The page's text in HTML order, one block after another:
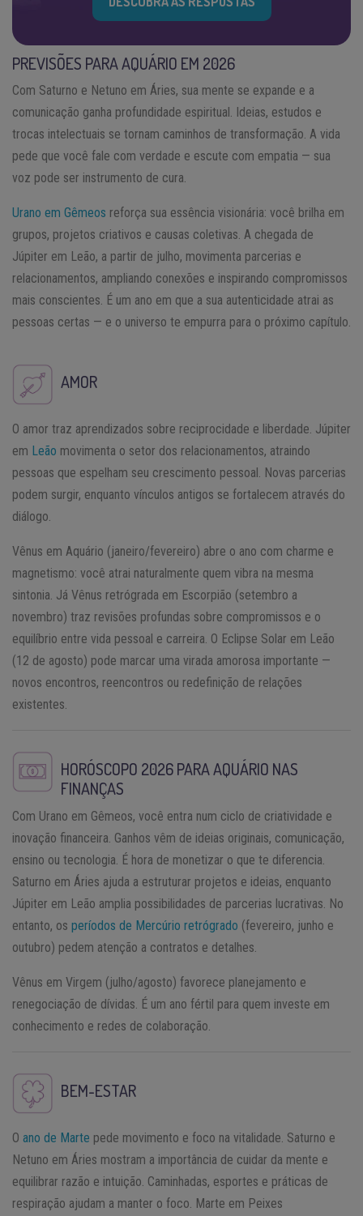
PREVISÕES PARA AQUÁRIO EM 2026
Com Saturno e Netuno em Áries, sua mente se expande e a
comunicação ganha profundidade espiritual. Ideias, estudos e
trocas intelectuais se tornam caminhos de transformação. A vida
pede que você fale com verdade e escute com empatia — sua
voz pode ser instrumento de cura.
Urano em Gêmeos reforça sua essência visionária: você brilha em
grupos, projetos criativos e causas coletivas. A chegada de
Júpiter em Leão, a partir de julho, movimenta parcerias e
relacionamentos, ampliando conexões e inspirando compromissos
mais conscientes. É um ano em que a sua autenticidade atrai as
pessoas certas — e o universo te empurra para o próximo capítulo.
AMOR
O amor traz aprendizados sobre reciprocidade e liberdade. Júpiter
em Leão movimenta o setor dos relacionamentos, atraindo
pessoas que espelham seu crescimento pessoal. Novas parcerias
podem surgir, enquanto vínculos antigos se fortalecem através do
diálogo.
Vênus em Aquário (janeiro/fevereiro) abre o ano com charme e
magnetismo: você atrai naturalmente quem vibra na mesma
sintonia. Já Vênus retrógrada em Escorpião (setembro a
novembro) traz revisões profundas sobre compromissos e o
equilíbrio entre vida pessoal e carreira. O Eclipse Solar em Leão
(12 de agosto) pode marcar uma virada amorosa importante —
novos encontros, reencontros ou redefinição de relações
existentes.
HORÓSCOPO 2026PARA AQUÁRIO NAS
FINANÇAS
Com Urano em Gêmeos, você entra num ciclo de criatividade e
inovação financeira. Ganhos vêm de ideias originais, comunicação,
ensino ou tecnologia. É hora de monetizar o que te diferencia.
Saturno em Áries ajuda a estruturar projetos e ideias, enquanto
Júpiter em Leão amplia possibilidades de parcerias lucrativas. No
entanto, os períodos de Mercúrio retrógrado (fevereiro, junho e
outubro) pedem atenção a contratos e detalhes.
Vênus em Virgem (julho/agosto) favorece planejamento e
renegociação de dívidas. É um ano fértil para quem investe em
conhecimento e redes de colaboração.
BEM-ESTAR
O ano de Marte pede movimento e foco na vitalidade. Saturno e
Netuno em Áries mostram a importância de cuidar da mente e
equilibrar razão e intuição. Caminhadas, esportes e práticas de
respiração ajudam a manter o foco. Marte em Peixes